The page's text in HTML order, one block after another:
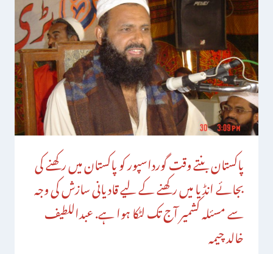
پاکستان بنتے وقت گورداسپور کو پاکستان میں رکھنے کی
بجائے انڈیا میں رکھنے کے لیے قادیانی سازش کی وجہ
سے مسئلہ کشمیر آج تک لٹکا ہوا ہے. عبداللطیف
خالد چیمہ